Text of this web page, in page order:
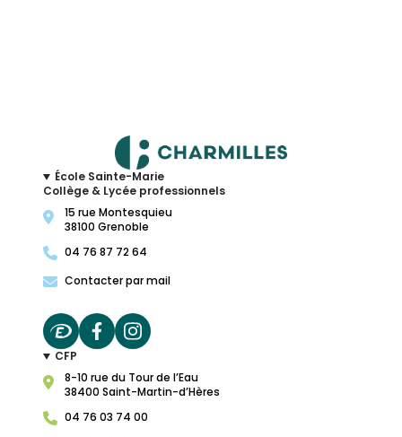
École Sainte-Marie
Collège & Lycée professionnels
15 rue Montesquieu
38100 Grenoble
04 76 87 72 64
Contacter par mail
CFP
8-10 rue du Tour de l’Eau
38400 Saint-Martin-d’Hères
04 76 03 74 00